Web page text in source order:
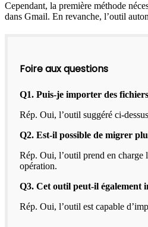
Cependant, la première méthode
dans Gmail. En revanche, l’outil
Foire aux questions
Q1. Puis-je importer des
Rép. Oui, l’outil suggéré ci-
Q2. Est-il possible de migrer
Rép. Oui, l’outil prend en
opération.
Q3. Cet outil peut-il également
Rép. Oui, l’outil est capable